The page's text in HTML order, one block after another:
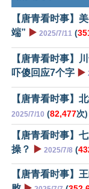
【唐青看时事】
端” ▶️ 2025/7/11 (
【唐青看时事】
吓傻回应7个字 ▶️
【唐青看时事】
2025/7/10 (82,477次)
【唐青看时事】
操？
▶️ 2025/7/8 (
【唐青看时事】